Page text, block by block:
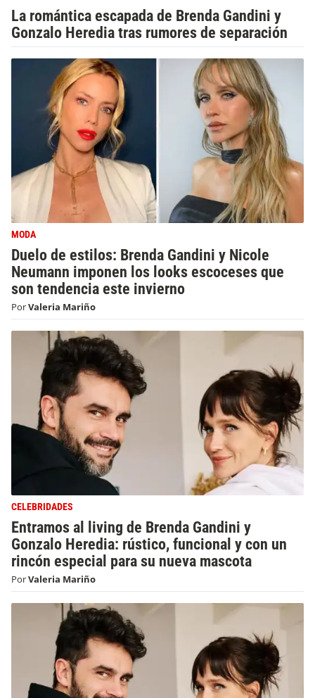
La romántica escapada de Brenda Gandini y
Gonzalo Heredia tras rumores de separación
MODA
Duelo de estilos: Brenda Gandini y Nicole
Neumann imponen los looks escoceses que
son tendencia este invierno
PorValeria Mariño
CELEBRIDADES
Entramos al living de Brenda Gandini y
Gonzalo Heredia: rústico, funcional y con un
rincón especial para su nueva mascota
PorValeria Mariño